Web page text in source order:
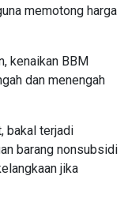
memotong harga
kenaikan BBM
dan menengah
bakal terjadi
barang nonsubsidi
jika